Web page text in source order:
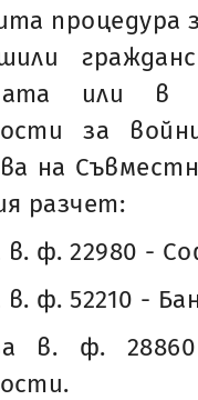
процедура
или в
за
на
разчет:
в. ф. 22980 -
в. ф. 52210 -
в. ф. 28860